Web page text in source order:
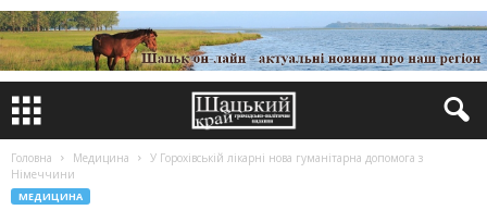
Головна Медицина
У Горохівській лікарні нова гуманітарна допомога з
Німеччини
МЕДИЦИНА